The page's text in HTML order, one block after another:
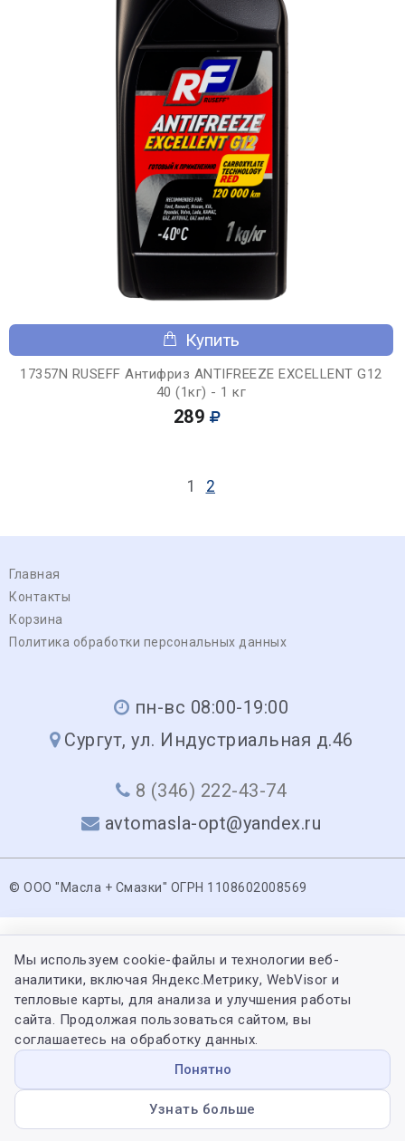
Купить
17357N RUSEFF Антифриз ANTIFREEZE EXCELLENT G12
40 (1кг) - 1 кг
289
1 2
Главная
Контакты
Корзина
Политика обработки персональных данных
пн-вс 08:00-19:00
Сургут, ул. Индустриальная д.46
8 (346) 222-43-74
avtomasla-opt@yandex.ru
© ООО "Масла + Смазки" ОГРН 1108602008569
Мы используем cookie-файлы и технологии веб-
аналитики, включая Яндекс.Метрику, WebVisor и
тепловые карты, для анализа и улучшения работы
сайта. Продолжая пользоваться сайтом, вы
соглашаетесь на обработку данных.
Понятно
Узнать больше